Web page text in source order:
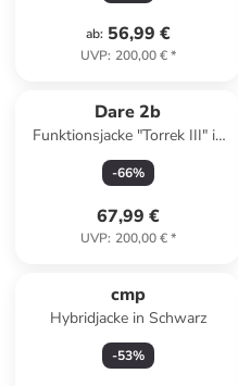
ab: 56,99 €
UVP: 200,00 €*
Dare 2b
Funktionsjacke "Torrek III" in
Dunkelblau
-66%
67,99 €
UVP: 200,00 €*
cmp
Hybridjacke in Schwarz
-53%